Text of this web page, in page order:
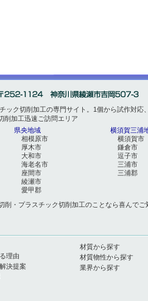
ック切削加工の専門サイト。1個から試作対
削加工迅速ご訪問エリア
県央地域
相模原市
厚木市
大和市
海老名市
座間市
綾瀬市
愛甲郡
横須賀三浦
横須賀市
鎌倉市
逗子市
三浦市
三浦郡
削・プラスチック切削加工のことなら喜んで
理由
決提案
材質から探す
材質物性から探す
業界から探す